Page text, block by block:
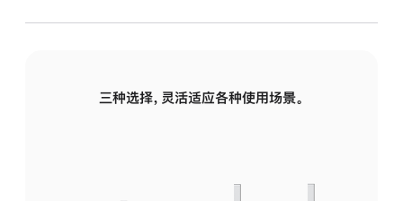
三种选择，灵活适应各种使用场景。